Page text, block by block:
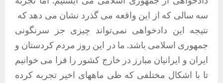
سه سالی که از این واقعه می گذرد نشان می دهد که
نتیجه این دادخواهی نمی‌تواند چیزی جز سرنگونی
جمهوری اسلامی باشد. ما در این روز مردم کردستان و
ایران و ایرانیان مبارز در خارج کشور را فرا می خوانیم
تا با اشکال مختلفی که طی ماههای اخیر تجربه کرده